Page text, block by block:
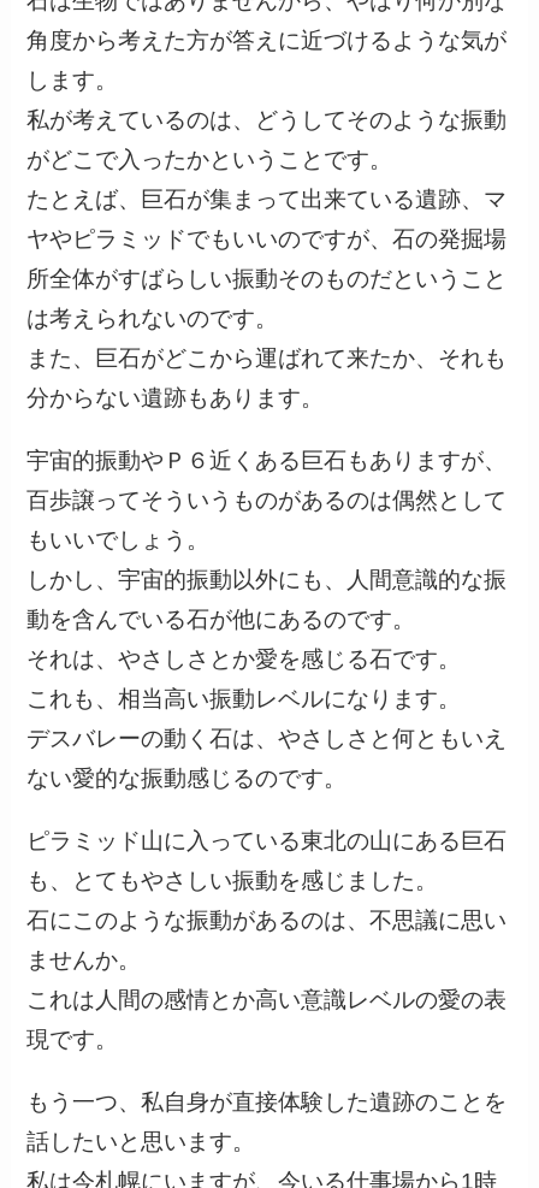
角度から考えた方が答えに近づけるような気が
します。
私が考えているのは、どうしてそのような振動
がどこで入ったかということです。
たとえば、巨石が集まって出来ている遺跡、マ
ヤやピラミッドでもいいのですが、石の発掘場
所全体がすばらしい振動そのものだということ
は考えられないのです。
また、巨石がどこから運ばれて来たか、それも
分からない遺跡もあります。
宇宙的振動やＰ６近くある巨石もありますが、
百歩譲ってそういうものがあるのは偶然として
もいいでしょう。
しかし、宇宙的振動以外にも、人間意識的な振
動を含んでいる石が他にあるのです。
それは、やさしさとか愛を感じる石です。
これも、相当高い振動レベルになります。
デスバレーの動く石は、やさしさと何ともいえ
ない愛的な振動感じるのです。
ピラミッド山に入っている東北の山にある巨石
も、とてもやさしい振動を感じました。
石にこのような振動があるのは、不思議に思い
ませんか。
これは人間の感情とか高い意識レベルの愛の表
現です。
もう一つ、私自身が直接体験した遺跡のことを
話したいと思います。
私は今札幌にいますが、今いる仕事場から1時